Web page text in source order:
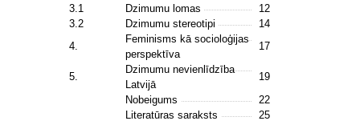
3.1 Dzimumu lomas
12
3.2
Dzimumu stereotipi
14
4.
Feminisms kā socioloģijas
perspektīva
17
5.
Dzimumu nevienlīdzība
Latvijā
19
Nobeigums
22
Literatūras saraksts
25